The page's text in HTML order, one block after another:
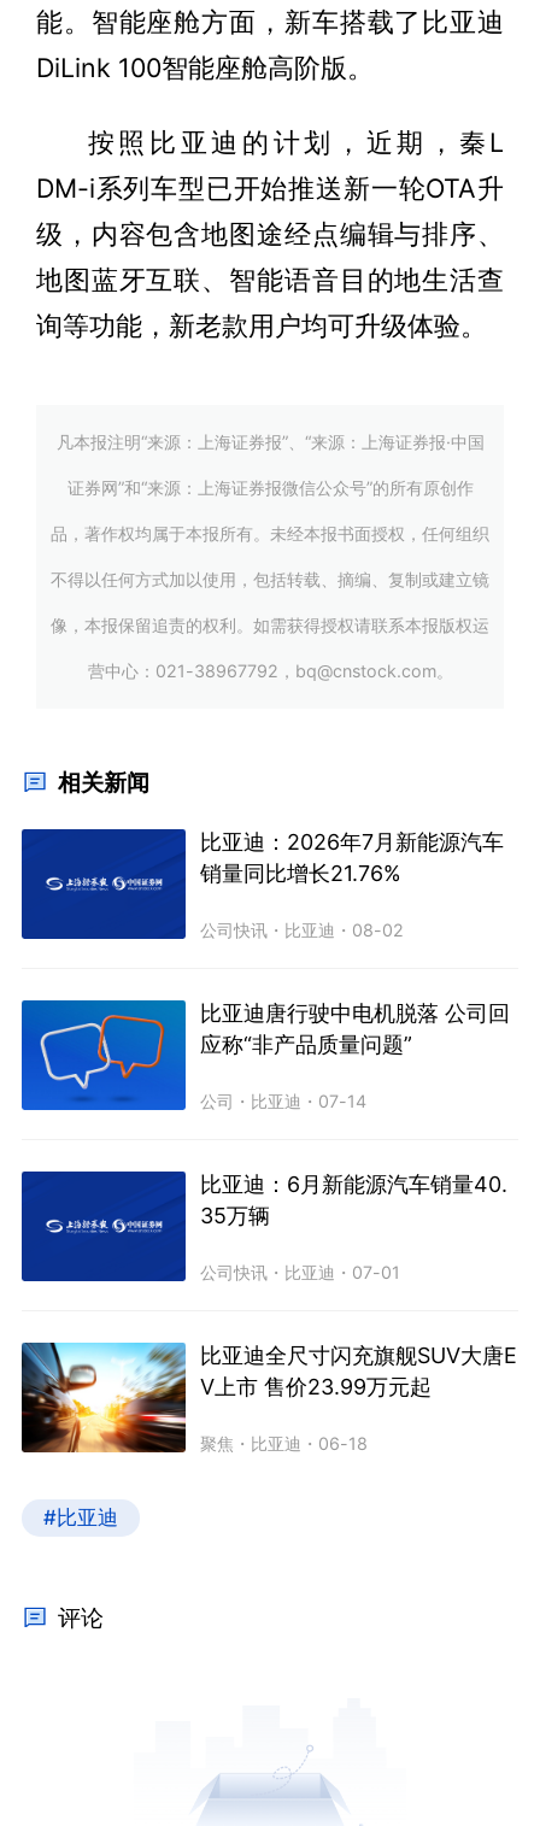
能。智能座舱方面，新车搭载了比亚迪
DiLink 100智能座舱高阶版。
按照比亚迪的计划，近期，秦L
DM-i系列车型已开始推送新一轮OTA升
级，内容包含地图途经点编辑与排序、
地图蓝牙互联、智能语音目的地生活查
询等功能，新老款用户均可升级体验。
凡本报注明“来源：上海证券报”、“来源：上海证券报·中国
证券网”和“来源：上海证券报微信公众号”的所有原创作
品，著作权均属于本报所有。未经本报书面授权，任何组织
不得以任何方式加以使用，包括转载、摘编、复制或建立镜
像，本报保留追责的权利。如需获得授权请联系本报版权运
营中心：021-38967792，bq@cnstock.com。
相关新闻
比亚迪：2026年7月新能源汽车
销量同比增长21.76%
公司快讯 ・ 比亚迪 ・ 08-02
比亚迪唐行驶中电机脱落 公司回
应称“非产品质量问题”
公司 ・ 比亚迪 ・ 07-14
比亚迪：6月新能源汽车销量40.
35万辆
公司快讯 ・ 比亚迪 ・ 07-01
比亚迪全尺寸闪充旗舰SUV大唐E
V上市 售价23.99万元起
聚焦 ・ 比亚迪 ・ 06-18
#比亚迪
评论